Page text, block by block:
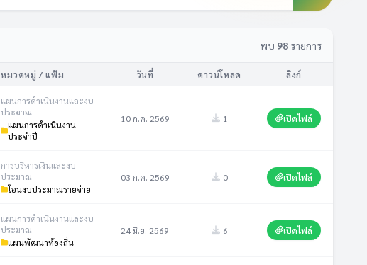
พบ 98 รายการ
หมวดหมู่ / แฟ้ม วันที่ ดาวน์โหลด ลิงก์
แผนการดำเนินงานและงบ
ประมาณ
แผนการดำเนินงาน
ประจำปี
10 ก.ค. 2569 1 เปิดไฟล์
การบริหารเงินและงบ
ประมาณ
โอนงบประมาณรายจ่าย
03 ก.ค. 2569 0 เปิดไฟล์
แผนการดำเนินงานและงบ
ประมาณ
แผนพัฒนาท้องถิ่น
24 มิ.ย. 2569 6 เปิดไฟล์